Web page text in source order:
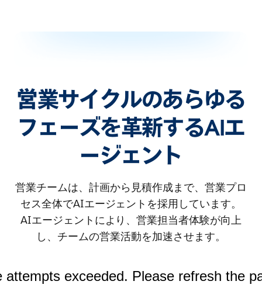
営業サイクルのあらゆる
フェーズを革新するAIエ
ージェント
営業チームは、計画から見積作成まで、営業プロ
セス全体でAIエージェントを採用しています。
AIエージェントにより、営業担当者体験が向上
し、チームの営業活動を加速させます。